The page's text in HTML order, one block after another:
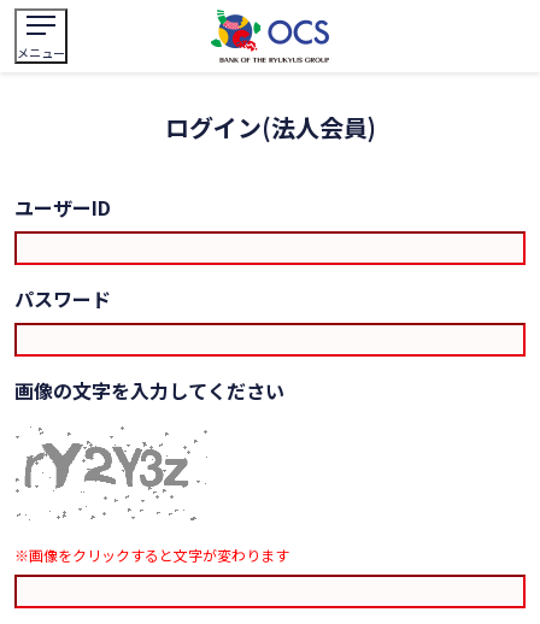
メニュー
ログイン(法人会員)
ユーザーID
パスワード
画像の文字を入力してください
※画像をクリックすると文字が変わります